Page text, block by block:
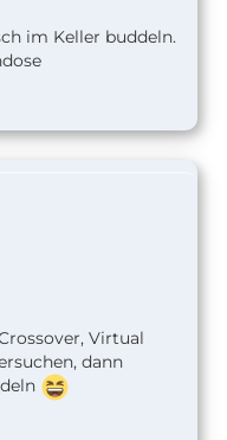
im Keller buddeln.
Virtual
dann